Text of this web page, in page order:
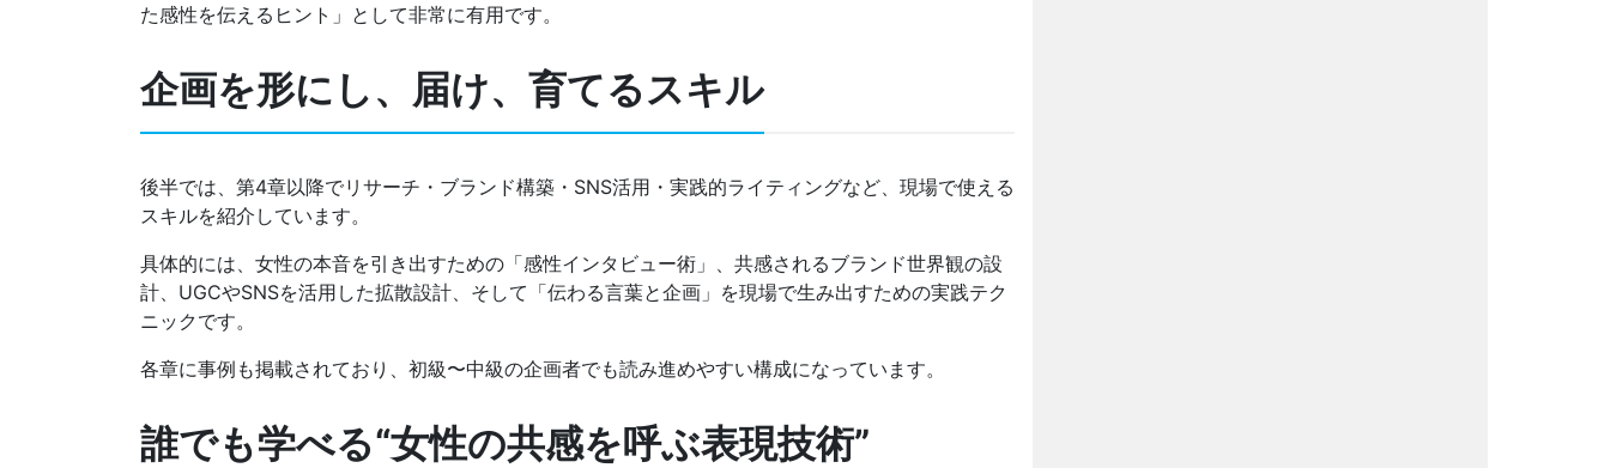
た感性を伝えるヒント」として非常に有用です。
企画を形にし、届け、育てるスキル
後半では、第4章以降でリサーチ・ブランド構築・SNS活用・実践的ライティングなど、現場で使える
スキルを紹介しています。
具体的には、女性の本音を引き出すための「感性インタビュー術」、共感されるブランド世界観の設
計、UGCやSNSを活用した拡散設計、そして「伝わる言葉と企画」を現場で生み出すための実践テク
ニックです。
各章に事例も掲載されており、初級〜中級の企画者でも読み進めやすい構成になっています。
誰でも学べる“女性の共感を呼ぶ表現技術”